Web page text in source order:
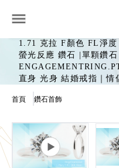
1.71 克拉 F顏色 FL淨
螢光反應 鑽石 |單顆鑽
直身 光身 結婚戒指｜情
首頁 鑽石首飾